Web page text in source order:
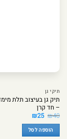
תיקי גן
– חד קרן
₪40 המחיר
המקורי
היה:
₪40.
₪25 המחיר
הנוכחי
הוא:
₪25.הוספה לסל